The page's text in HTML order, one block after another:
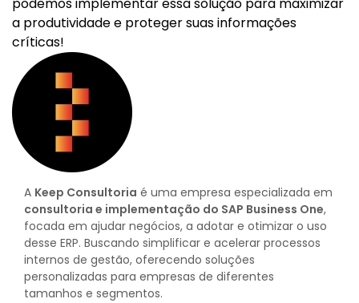
podemos implementar essa solução para maximizar
a produtividade e proteger suas informações
críticas!
A Keep Consultoria é uma empresa especializada em
consultoria e implementação do SAP Business One,
focada em ajudar negócios, a adotar e otimizar o uso
desse ERP. Buscando simplificar e acelerar processos
internos de gestão, oferecendo soluções
personalizadas para empresas de diferentes
tamanhos e segmentos.